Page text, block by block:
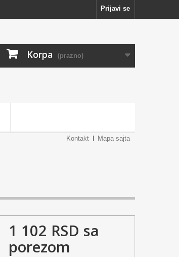
Prijavi se
Korpa (prazno)
Kontakt Mapa sajta
1 102 RSD sa
porezom